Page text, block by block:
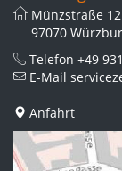
Münzstraße 12
97070
Telefon +49
E-Mail
Anfahrt